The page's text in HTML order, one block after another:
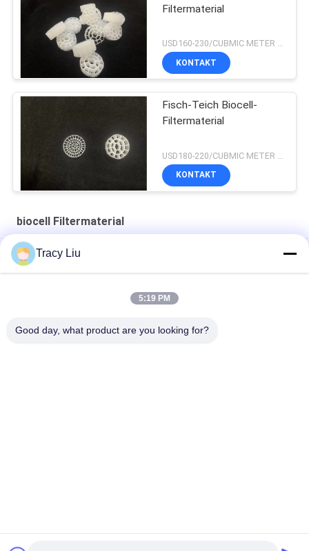
Filtermaterial
USD160-230/CUBMIC METER MOQ:1CubmicMeter
KONTAKT
Fisch-Teich Biocell-
Filtermaterial
KONTAKT
biocell Filtermaterial
25X4mm Biocell Filtermaterial Ras Fishery Aquaculture
16x10mm Biocell
Tracy Liu
5:19 PM
Good day, what product are you looking for?